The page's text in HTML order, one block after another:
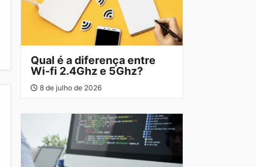
Qual é a diferença entre
Wi-fi 2.4Ghz e 5Ghz?
8 de julho de 2026